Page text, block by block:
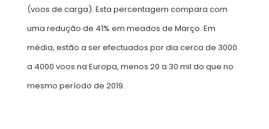
(voos de carga). Esta percentagem compara com
uma redução de 41% em meados de Março. Em
média, estão a ser efectuados por dia cerca de 3000
a 4000 voos na Europa, menos 20 a 30 mil do que no
mesmo período de 2019.